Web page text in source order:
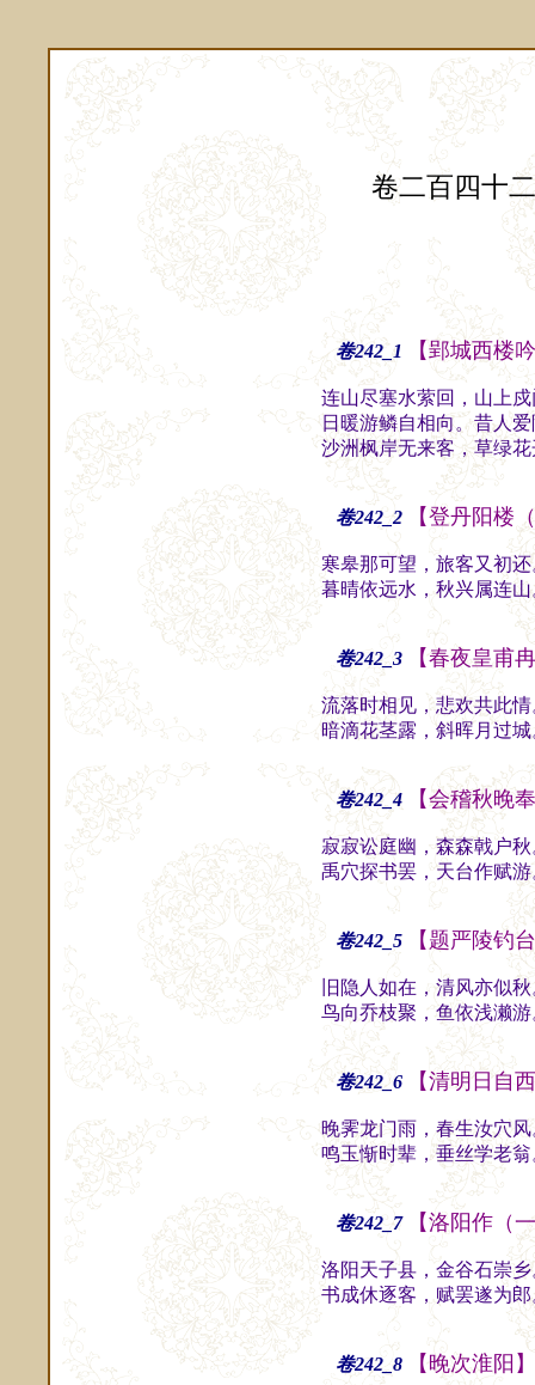
卷二百四十二
卷242_1 【郢城西楼
连山尽塞水萦回，山上
日暖游鳞自相向。昔人
沙洲枫岸无来客，草绿
卷242_2 【登丹阳楼
寒皋那可望，旅客又初
暮晴依远水，秋兴属连
卷242_3 【春夜皇甫
流落时相见，悲欢共此
暗滴花茎露，斜晖月过
卷242_4 【会稽秋晚
寂寂讼庭幽，森森戟户
禹穴探书罢，天台作赋
卷242_5 【题严陵钓
旧隐人如在，清风亦似
鸟向乔枝聚，鱼依浅濑
卷242_6 【清明日自
晚霁龙门雨，春生汝穴
鸣玉惭时辈，垂丝学老
卷242_7 【洛阳作（
洛阳天子县，金谷石崇
书成休逐客，赋罢遂为
卷242_8 【晚次淮阳】